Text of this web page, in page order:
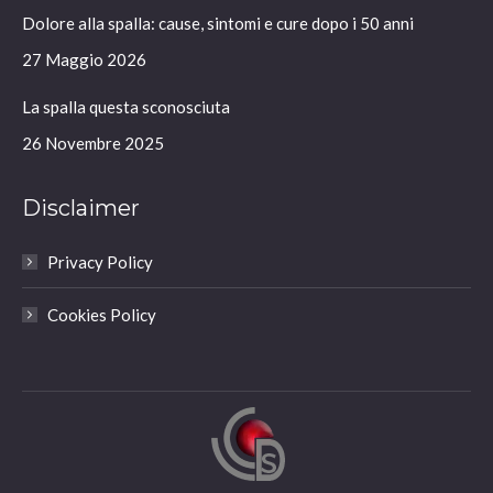
new
window
new
window
new
window
new
window
Dolore alla spalla: cause, sintomi e cure dopo i 50 anni
27 Maggio 2026
La spalla questa sconosciuta
26 Novembre 2025
Disclaimer
Privacy Policy
Cookies Policy